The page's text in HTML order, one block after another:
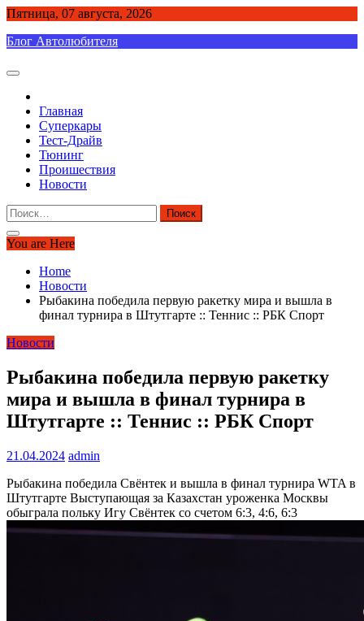
Skip
content
Пятница, 07 августа, 2026
Блог Автолюбителя
Главная
Суперкары
Тест-Драйв
Тюнинг
Проишествия
Новости
Найти:
You are Here
Home
Новости
Рыбакина победила первую ракетку мира и вышла в
финал турнира в Штутгарте :: Теннис :: РБК Спорт
Новости
Рыбакина победила первую ракетку
мира и вышла в финал турнира в
Штутгарте :: Теннис :: РБК Спорт
21.04.2024 admin
Рыбакина победила Свёнтек и вышла в финал турнира WTA в
Штутгарте Выступающая за Казахстан уроженка Москвы
обыграла польку Игу Свёнтек со счетом 6:3, 4:6, 6:3